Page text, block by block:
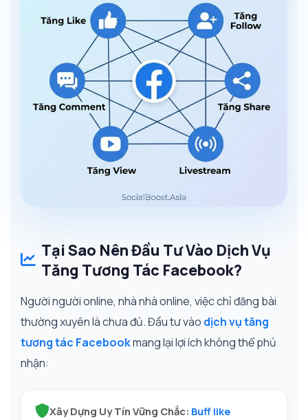
Tại Sao Nên Đầu Tư Vào Dịch Vụ
Tăng Tương Tác Facebook?
Người người online, nhà nhà online, việc chỉ đăng bài
thường xuyên là chưa đủ. Đầu tư vào dịch vụ tăng
tương tác Facebookmang lại lợi ích không thể phủ
nhận:
Xây Dựng Uy Tín Vững Chắc: Buff like